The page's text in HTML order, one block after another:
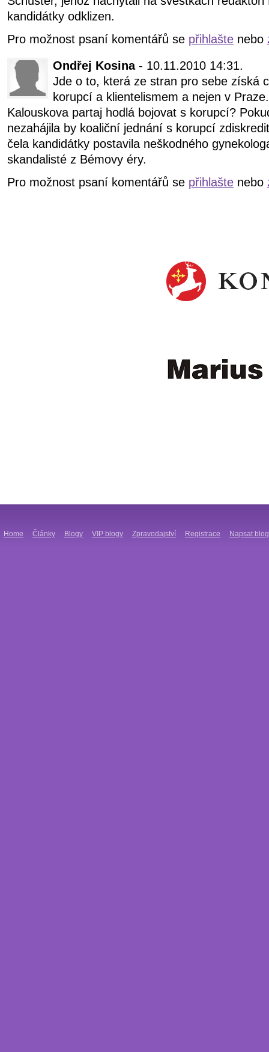
kandidátky odklizen.
Pro možnost psaní komentářů se přihlašte nebo
Ondřej Kosina- 10.11.2010 14:31.
Jde o to, která ze stran pro sebe získá
korupcí a klientelismem a nejen v
Kalouskova partaj hodlá bojovat s korupcí?
nezahájila by koaliční jednání s korupcí
čela kandidátky postavila neškodného
skandalisté z Bémovy éry.
Pro možnost psaní komentářů se přihlašte nebo
Home Články Blogy VIP blogy Zpravodajství Registrace Napsat blog